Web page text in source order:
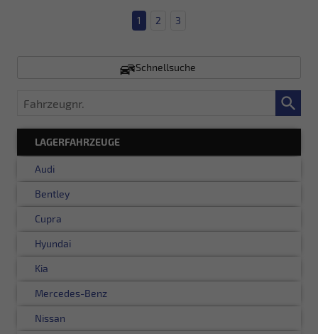
1 2 3
Schnellsuche
Fahrzeugnr.
LAGERFAHRZEUGE
Audi
Bentley
Cupra
Hyundai
Kia
Mercedes-Benz
Nissan